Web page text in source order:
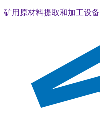
矿用原材料提取和加工设备